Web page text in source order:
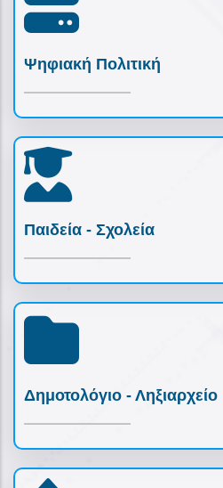
Ψηφιακή Πολιτική
Παιδεία - Σχολεία
Δημοτολόγιο - Ληξιαρχείο